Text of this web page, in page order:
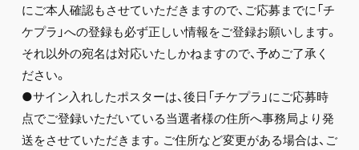
にご本人確認もさせていただきますので、ご応募までに「チ
ケプラ」への登録も必ず正しい情報をご登録お願いします。
それ以外の宛名は対応いたしかねますので、予めご了承く
ださい。
●サイン入れしたポスターは、後日「チケプラ」にご応募時
点でご登録いただいている当選者様の住所へ事務局より発
送をさせていただきます。ご住所など変更がある場合は、ご